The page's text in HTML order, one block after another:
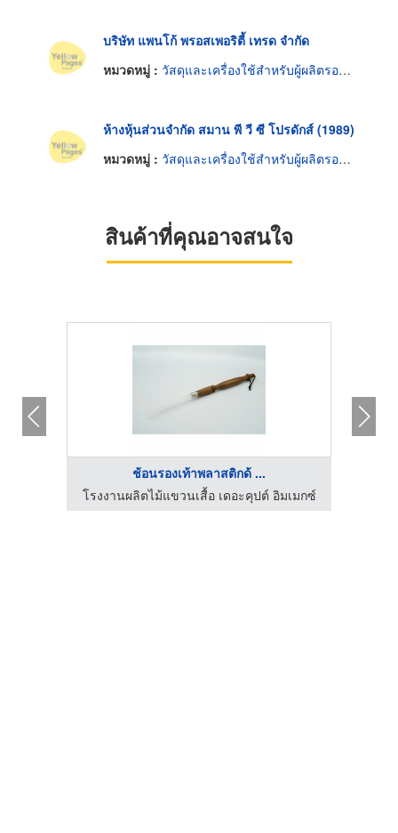
บริษัท แพนโก้ พรอสเพอริตี้ เทรด จำกัด
หมวดหมู่ : วัสดุและเครื่องใช้สำหรับผู้ผลิตรองเท้า
ห้างหุ้นส่วนจำกัด สมาน พี วี ซี โปรดักส์ (1989)
หมวดหมู่ : วัสดุและเครื่องใช้สำหรับผู้ผลิตรองเท้า
สินค้าที่คุณอาจสนใจ
ช้อนรองเท้าพลาสติกด้ ...
โรงงานผลิตไม้แขวนเสื้อ เดอะคุปต์ อิมเมกซ์